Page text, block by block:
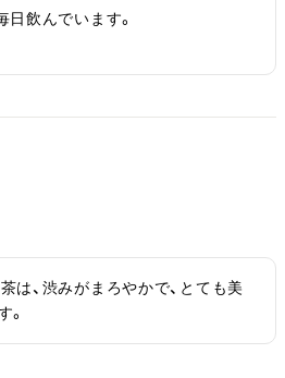
日飲んでいます。
は、渋みがまろやかで、とても美
。